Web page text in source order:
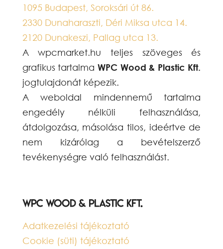
1095 Budapest, Soroksári út 86.
2330 Dunaharaszti, Déri Miksa utca 14.
2120 Dunakeszi, Pallag utca 13.
A wpcmarket.hu teljes szöveges és
grafikus tartalma WPC Wood & Plastic Kft.
jogtulajdonát képezik.
A weboldal mindennemű tartalma
engedély nélküli felhasználása,
átdolgozása, másolása tilos, ideértve de
nem kizárólag a bevételszerző
tevékenységre való felhasználást.
WPC Wood & Plastic Kft.
Adatkezelési tájékoztató
Cookie (süti) tájékoztató